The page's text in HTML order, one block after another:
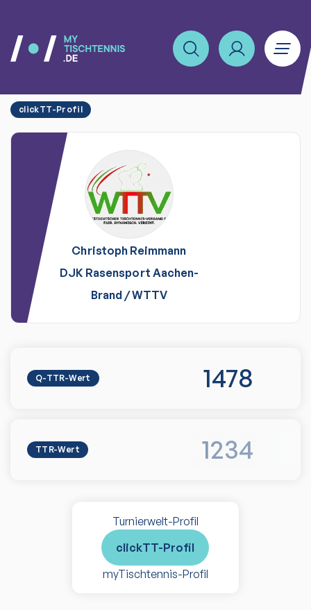
clickTT-Profil
Christoph Reimmann
DJK Rasensport Aachen-
Brand/WTTV
Q-TTR-Wert 1478
TTR-Wert 1234
Turnierwelt-Profil
clickTT-Profil
myTischtennis-Profil